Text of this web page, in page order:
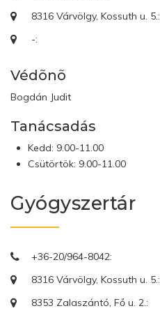
8316 Várvölgy, Kossuth u. 5.:
-:
Védõnõ
Bogdán Judit
Tanácsadás
Kedd: 9.00-11.00
Csütörtök: 9.00-11.00
Gyógyszertár
+36-20/964-8042:
8316 Várvölgy, Kossuth u. 5.:
8353 Zalaszántó, Fő u. 2.: